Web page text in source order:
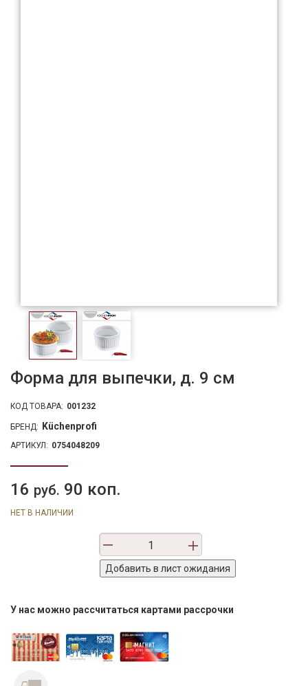
Форма для выпечки, д. 9 см
КОД ТОВАРА: 001232
БРЕНД: Küchenprofi
АРТИКУЛ: 0754048209
16 руб. 90 коп.
НЕТ В НАЛИЧИИ
У нас можно рассчитаться картами рассрочки